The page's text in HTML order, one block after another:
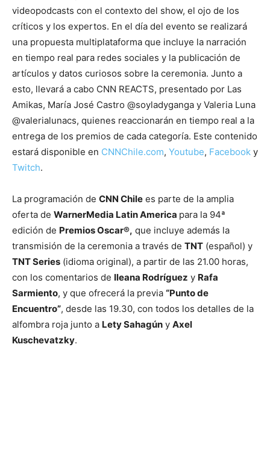
videopodcasts con el contexto del show, el ojo de los
críticos y los expertos. En el día del evento se realizará
una propuesta multiplataforma que incluye la narración
en tiempo real para redes sociales y la publicación de
artículos y datos curiosos sobre la ceremonia. Junto a
esto, llevará a cabo CNN REACTS, presentado por Las
Amikas, María José Castro @soyladyganga y Valeria Luna
@valerialunacs, quienes reaccionarán en tiempo real a la
entrega de los premios de cada categoría. Este contenido
estará disponible en CNNChile.com, Youtube, Facebook y
Twitch.
La programación de CNN Chile es parte de la amplia
oferta de WarnerMedia Latin America para la 94ª
edición de Premios Oscar®, que incluye además la
transmisión de la ceremonia a través de TNT (español) y
TNT Series (idioma original), a partir de las 21.00 horas,
con los comentarios de Ileana Rodríguez y Rafa
Sarmiento, y que ofrecerá la previa “Punto de
Encuentro”, desde las 19.30, con todos los detalles de la
alfombra roja junto a Lety Sahagún y Axel
Kuschevatzky.